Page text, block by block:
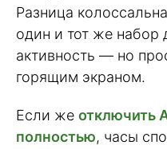
Разница
один и тот же набор
активность — но
горящим экраном.
Если же отключить
полностью, часы